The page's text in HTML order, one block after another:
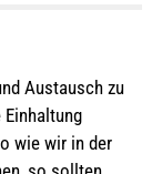
Austausch zu
wie wir in der